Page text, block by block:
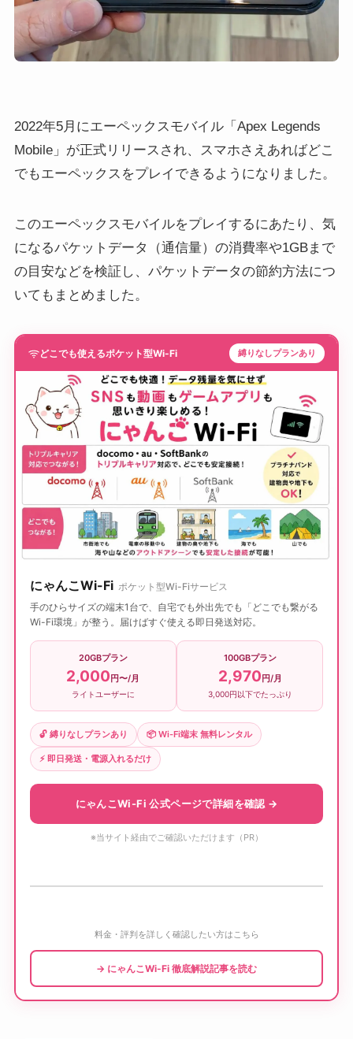
2022年5月にエーペックスモバイル「Apex Legends
Mobile」が正式リリースされ、スマホさえあればどこ
でもエーペックスをプレイできるようになりました。
このエーペックスモバイルをプレイするにあたり、気
になるパケットデータ（通信量）の消費率や1GBまで
の目安などを検証し、パケットデータの節約方法につ
いてもまとめました。
どこでも使えるポケット型Wi-Fi 縛りなしプランあり
にゃんこWi-Fi ポケット型Wi-Fiサービス
手のひらサイズの端末1台で、自宅でも外出先でも「どこでも繋がる
Wi-Fi環境」が整う。届けばすぐ使える即日発送対応。
20GBプラン
2,000円〜/月
ライトユーザーに
100GBプラン
2,970円/月
3,000円以下でたっぷり
🔓 縛りなしプランあり 📦 Wi-Fi端末 無料レンタル
⚡ 即日発送・電源入れるだけ
にゃんこWi-Fi 公式ページで詳細を確認 →
※当サイト経由でご確認いただけます（PR）
料金・評判を詳しく確認したい方はこちら
→ にゃんこWi-Fi 徹底解説記事を読む